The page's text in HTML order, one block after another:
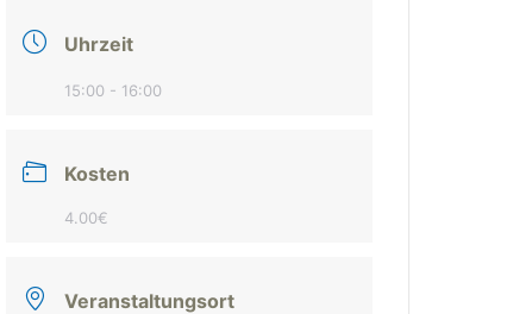
Uhrzeit
15:00 - 16:00
Kosten
4.00€
Veranstaltungsort